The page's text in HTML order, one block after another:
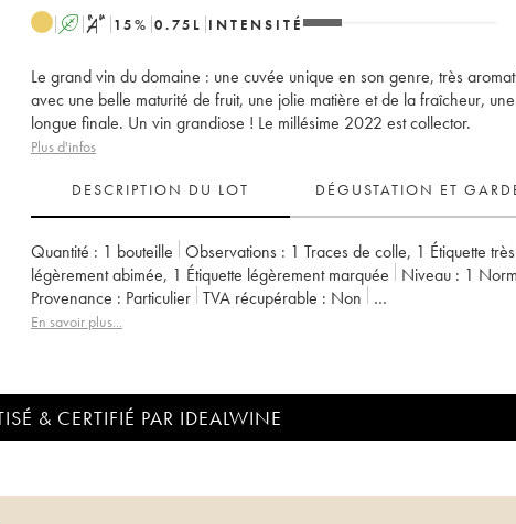
A S 15% 0.75 L INTENSITÉ
Le grand vin du domaine : une cuvée unique en son genre, très
avec une belle maturité de fruit, une jolie matière et de la fraîcheur, une
longue finale. Un vin grandiose ! Le millésime 2022 est collector.
Plus d'infos
DESCRIPTION DU LOT DÉGUSTATION ET
Quantité : 1 bouteille Observations : 1 Traces de colle, 1 Étiquette très
légèrement abimée, 1 Étiquette légèrement marquée Niveau : 1
Provenance : particulier TVA récupérable :
non
Région :
Vallée de la Loire
En savoir plus...
& CERTIFIÉ PAR IDEALWINE